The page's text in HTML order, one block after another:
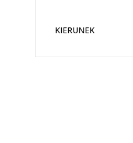
KIERUNEK